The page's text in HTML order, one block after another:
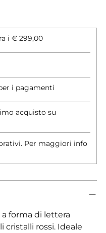
i € 299,00
i pagamenti
acquisto su
Per maggiori info
forma di lettera
cristalli rossi. Ideale